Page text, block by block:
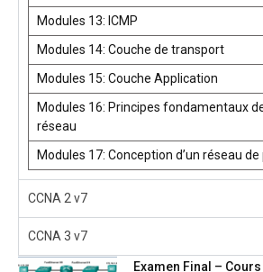
Modules 13: ICMP
Modules 14: Couche de transport
Modules 15: Couche Application
Modules 16: Principes fondamentaux
réseau
Modules 17: Conception d’un réseau
CCNA 2 v7
CCNA 3 v7
Examen Final –